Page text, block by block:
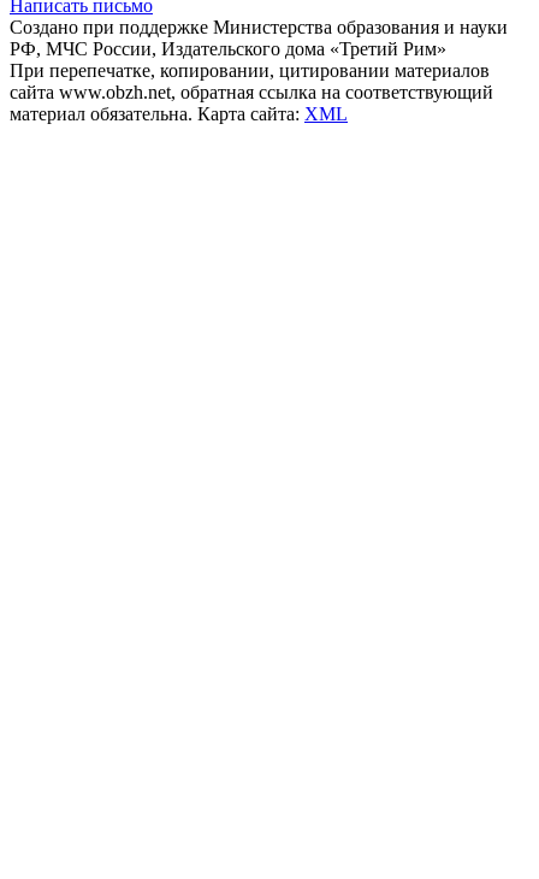
Написать письмо
Создано при поддержке Министерства образования и науки
РФ, МЧС России, Издательского дома «Третий Рим»
При перепечатке, копировании, цитировании материалов
сайта www.obzh.net, обратная ссылка на соответствующий
материал обязательна. Карта сайта: XML